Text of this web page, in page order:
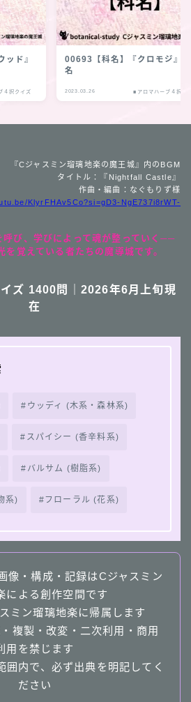
ッド』
４択クイズ
00693【科名】『クロモジ』
名
2023.03.26 ■アロマハーブ４択ク
『Cジャスミン瑠璃地楽の魔王城』内のBGM
タイトル：『Nightfall Castle』
作曲・編曲：なぐもりず様
KlyrFHAv5Co?si=gD3-NgE737i8rWT-
呼び、学びによって魂が整っていく──
を覚えている者たちの魔導城です。
ズ 1400問｜2026年6月上旬現
在
ウッディ (木系・森林系)
スパイシー (香辛料系)
バルサム (樹脂系)
系) フローラル (花系)
像・構成・記録はCジャスミン
による創作空間です
ミン瑠璃地楽に帰属します
複製・改変・二次利用・商用
用を禁じます
囲内で、必ず出典を明記してく
ださい